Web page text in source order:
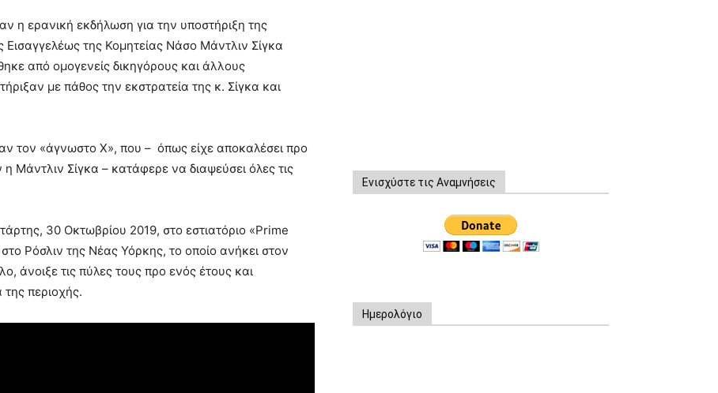
η ερανική εκδήλωση για την υποστήριξη της
Εισαγγελέως της Κομητείας Νάσο Μάντλιν Σίγκα
από ομογενείς δικηγόρους και άλλους
με πάθος την εκστρατεία της κ. Σίγκα και
τον «άγνωστο Χ», που – όπως είχε αποκαλέσει προ
Μάντλιν Σίγκα – κατάφερε να διαψεύσει όλες τις
30 Οκτωβρίου 2019, στο εστιατόριο «Prime
Ρόσλιν της Νέας Υόρκης, το οποίο ανήκει στον
άνοιξε τις πύλες τους προ ενός έτους και
περιοχής.
Ενισχύστε τις Αναμνήσεις
Ημερολόγιο